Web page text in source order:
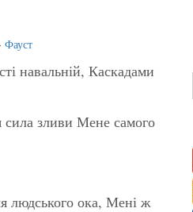
Фауст
навальній, Каскадами
сила зливи Мене самого
людського ока, Мені ж